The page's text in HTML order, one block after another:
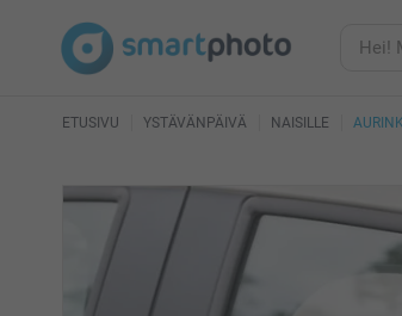
ETUSIVU YSTÄVÄNPÄIVÄ NAISILLE